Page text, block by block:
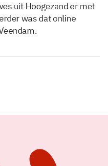
uit Hoogezand er met
was dat online